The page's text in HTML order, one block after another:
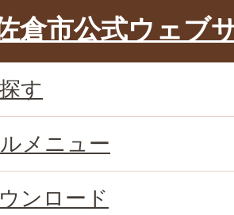
倉市公式ウェブ
す
メニュー
ンロード